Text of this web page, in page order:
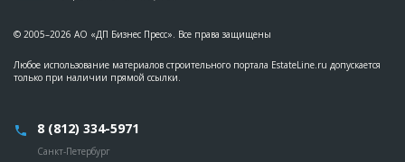
© 2005–2026 АО «ДП Бизнес Пресс». Все права защищены
Любое использование материалов строительного портала EstateLine.ru допускается
только при наличии прямой ссылки.
8 (812) 334-5971
Санкт-Петербург